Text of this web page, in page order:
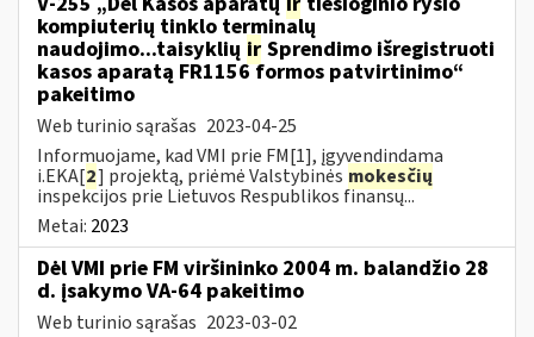
kompiuterių tinklo terminalų
naudojimo...taisyklių ir Sprendimo išregistruoti
kasos aparatą FR1156 formos patvirtinimo“
pakeitimo
Web turinio sąrašas 2023-04-25
Informuojame, kad VMI prie FM[1], įgyvendindama
i.EKA[2] projektą, priėmė Valstybinės mokesčių
inspekcijos prie Lietuvos Respublikos finansų...
Metai: 2023
Dėl VMI prie FM viršininko 2004 m. balandžio 28
d. įsakymo VA-64 pakeitimo
Web turinio sąrašas 2023-03-02